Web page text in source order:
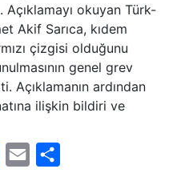
Açıklamayı okuyan Türk-
Akif Sarıca, kıdem
çizgisi olduğunu
genel grev
Açıklamanın ardından
ilişkin bildiri ve
Messenger
Email